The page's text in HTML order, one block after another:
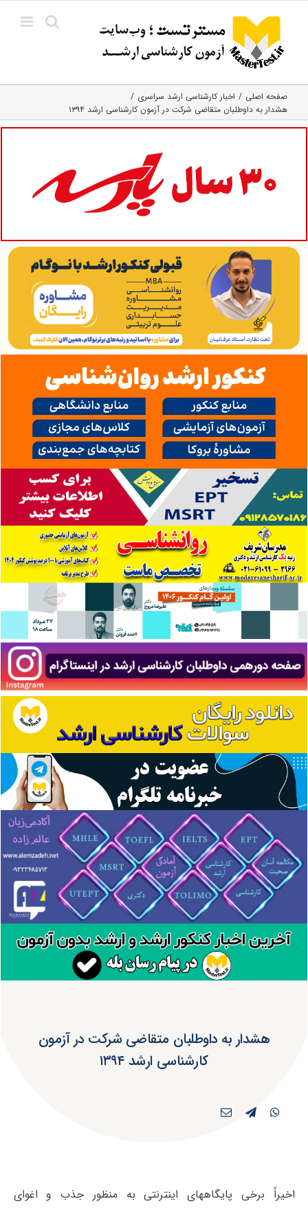
content
صفحه اصلی
اخبار کارشناسی ارشد سراسری
هشدار به داوطلبان متقاضی شرکت در آزمون کارشناسی ارشد ۱۳۹۴
هشدار به داوطلبان متقاضی شرکت در آزمون
کارشناسی ارشد ۱۳۹۴
اخیراً برخی پایگاههای اینترنتی به منظور جذب و اغوای